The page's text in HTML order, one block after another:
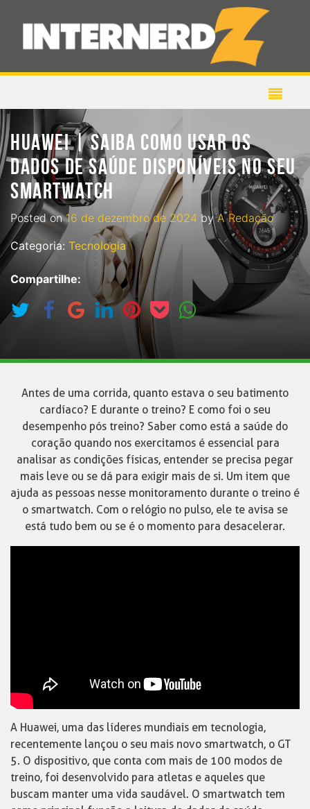
HUAWEI | SAIBA COMO USAR OS
DADOS DE SAÚDE DISPONÍVEIS NO SEU
SMARTWATCH
Posted on16 de dezembro de 2024 byA Redação
Categoria: Tecnologia
Compartilhe:
Antes de uma corrida, quanto estava o seu batimento
cardíaco? E durante o treino? E como foi o seu
desempenho pós treino? Saber como está a saúde do
coração quando nos exercitamos é essencial para
analisar as condições físicas, entender se precisa pegar
mais leve ou se dá para exigir mais de si. Um item que
ajuda as pessoas nesse monitoramento durante o treino é
o smartwatch. Com o relógio no pulso, ele te avisa se
está tudo bem ou se é o momento para desacelerar.
A Huawei, uma das líderes mundiais em tecnologia,
recentemente lançou o seu mais novo smartwatch, o GT
5. O dispositivo, que conta com mais de 100 modos de
treino, foi desenvolvido para atletas e aqueles que
buscam manter uma vida saudável. O smartwatch tem